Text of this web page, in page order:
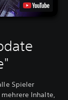
Spieler
Inhalte,